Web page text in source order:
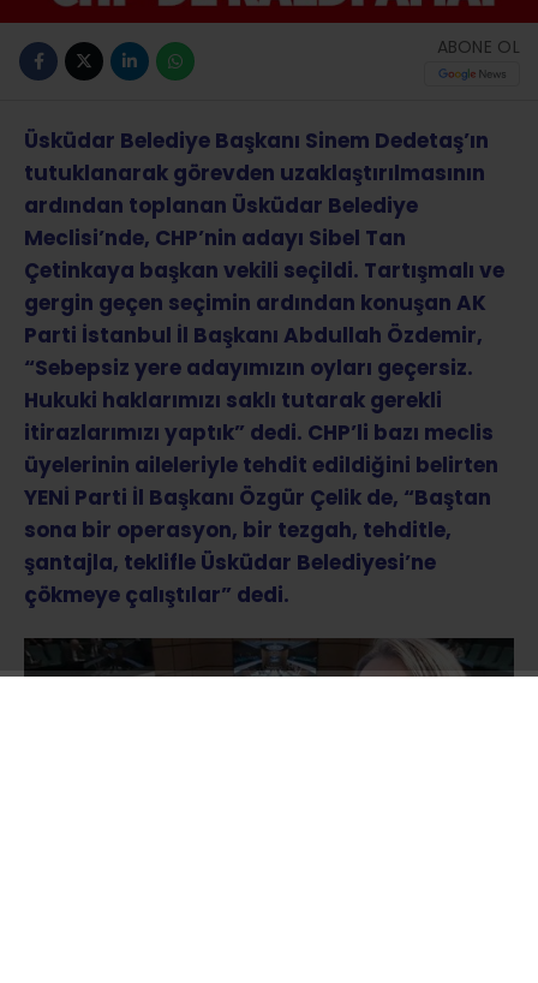
ABONE OL
Üsküdar Belediye Başkanı Sinem Dedetaş’ın
tutuklanarak görevden uzaklaştırılmasının
ardından toplanan Üsküdar Belediye
Meclisi’nde, CHP’nin adayı Sibel Tan
Çetinkaya başkan vekili seçildi. Tartışmalı ve
gergin geçen seçimin ardından konuşan AK
Parti İstanbul İl Başkanı Abdullah Özdemir,
“Sebepsiz yere adayımızın oyları geçersiz.
Hukuki haklarımızı saklı tutarak gerekli
itirazlarımızı yaptık” dedi. CHP’li bazı meclis
üyelerinin aileleriyle tehdit edildiğini belirten
YENİ Parti İl Başkanı Özgür Çelik de, “Baştan
sona bir operasyon, bir tezgah, tehditle,
şantajla, teklifle Üsküdar Belediyesi’ne
çökmeye çalıştılar” dedi.